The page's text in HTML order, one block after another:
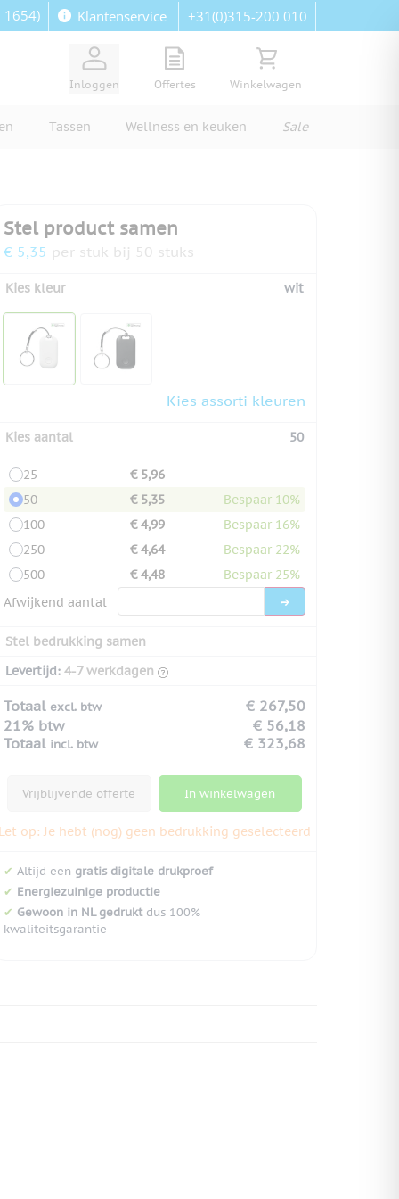
1654) Klantenservice +31(0)315-200 010
Inloggen
View quote, Quote is empty
Offertes
Bekijk winkelwagen,
Winkelwagen
Tassen Wellness en keuken Sale
Stel product samen
€ 5,35 per stuk bij 50 stuks
Kies kleur wit
Kies assorti kleuren
Kies aantal 50
25
€ 5,96
50
€ 5,35
Bespaar 10%
100
€ 4,99
Bespaar 16%
250
€ 4,64
Bespaar 22%
500
€ 4,48
Bespaar 25%
Afwijkend aantal
Stel bedrukking samen
Levertijd: 4-7 werkdagen
Totaal excl. btw
€ 267,50
21% btw
€ 56,18
Totaal incl. btw € 323,68
Vrijblijvende offerte In winkelwagen
Let op: Je hebt (nog) geen bedrukking geselecteerd
✔ Altijd een gratis digitale drukproef
✔ Energiezuinige productie
✔ Gewoon in NL gedruktdus 100%
kwaliteitsgarantie